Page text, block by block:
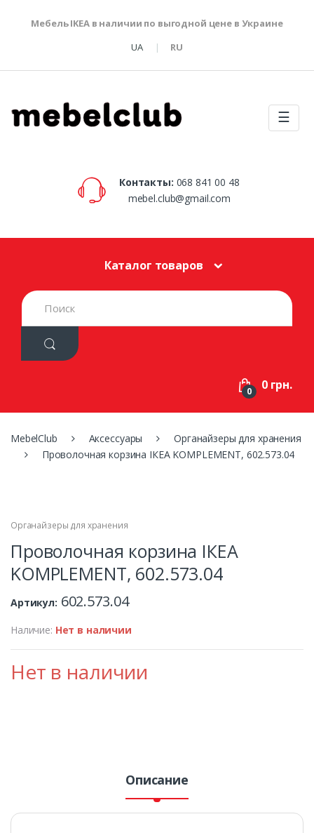
Мебель IKEA в наличии по выгодной цене в Украине
UA
RU
☰
Контакты: 068 841 00 48
mebel.club@gmail.com
Каталог товаров
S
e
h
:
0 0 грн.
MebelClub Аксессуары
Органайзеры для хранения
Проволочная корзина ІКЕА KOMPLEMENT, 602.573.04
Органайзеры для хранения
Проволочная корзина ІКЕА
KOMPLEMENT, 602.573.04
Артикул: 602.573.04
Наличие: Нет в наличии
Нет в наличии
Описание